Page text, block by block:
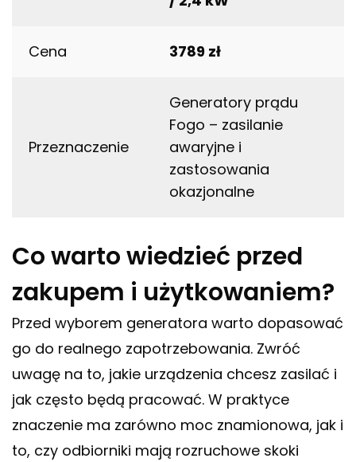
Cena 3789 zł
Przeznaczenie
Generatory prądu
Fogo – zasilanie
awaryjne i
zastosowania
okazjonalne
Co warto wiedzieć przed
zakupem i użytkowaniem?
Przed wyborem generatora warto dopasować
go do realnego zapotrzebowania. Zwróć
uwagę na to, jakie urządzenia chcesz zasilać i
jak często będą pracować. W praktyce
znaczenie ma zarówno moc znamionowa, jak i
to, czy odbiorniki mają rozruchowe skoki